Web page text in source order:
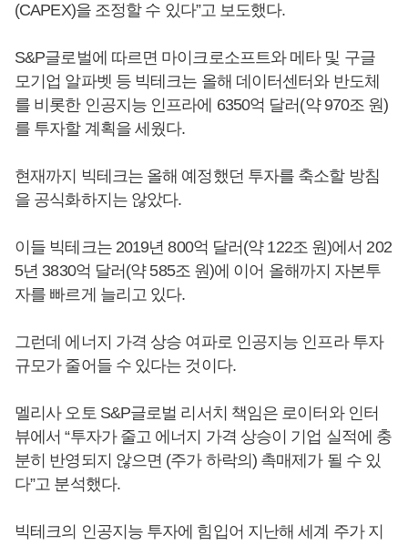
(CAPEX)을 조정할 수 있다”고 보도했다.
S&P글로벌에 따르면 마이크로소프트와 메타 및 구글
모기업 알파벳 등 빅테크는 올해 데이터센터와 반도체
를 비롯한 인공지능 인프라에 6350억 달러(약 970조 원)
를 투자할 계획을 세웠다.
현재까지 빅테크는 올해 예정했던 투자를 축소할 방침
을 공식화하지는 않았다.
이들 빅테크는 2019년 800억 달러(약 122조 원)에서 202
5년 3830억 달러(약 585조 원)에 이어 올해까지 자본투
자를 빠르게 늘리고 있다.
그런데 에너지 가격 상승 여파로 인공지능 인프라 투자
규모가 줄어들 수 있다는 것이다.
멜리사 오토 S&P글로벌 리서치 책임은 로이터와 인터
뷰에서 “투자가 줄고 에너지 가격 상승이 기업 실적에 충
분히 반영되지 않으면 (주가 하락의) 촉매제가 될 수 있
다”고 분석했다.
빅테크의 인공지능 투자에 힘입어 지난해 세계 주가 지